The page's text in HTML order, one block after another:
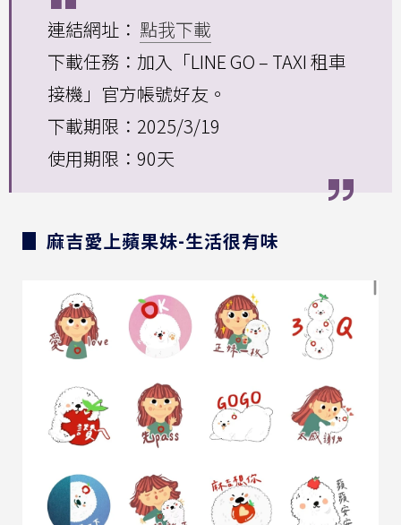
連結網址： 點我下載
下載任務：加入「LINE GO – TAXI 租車
接機」官方帳號好友。
下載期限：2025/3/19
使用期限：90天
▊ 麻吉愛上蘋果妹-生活很有味